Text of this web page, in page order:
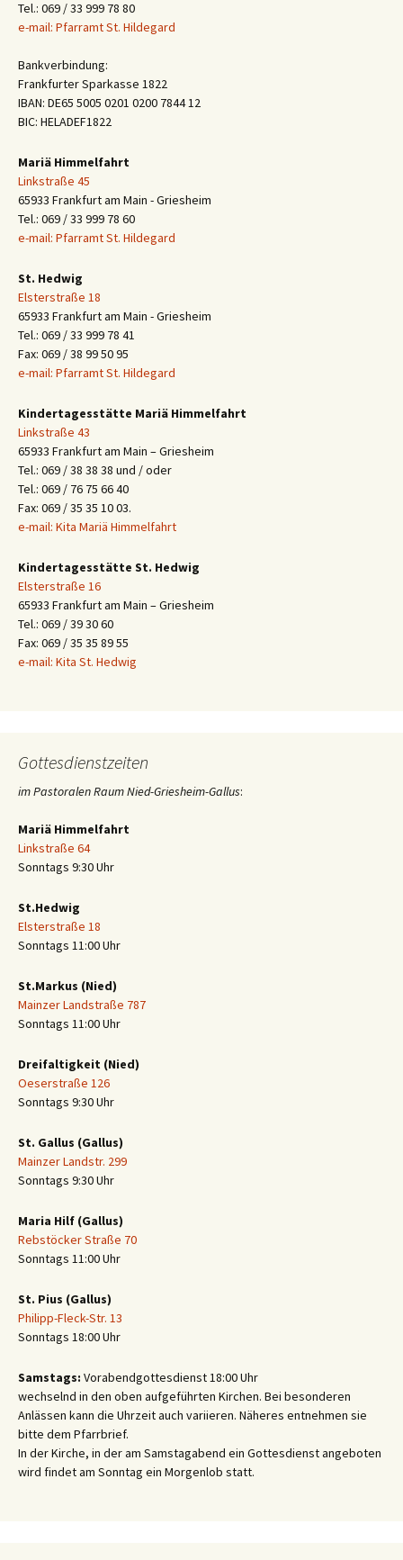
Tel.: 069 / 33 999 78 80
e-mail: Pfarramt St. Hildegard
Bankverbindung:
Frankfurter Sparkasse 1822
IBAN: DE65 5005 0201 0200 7844 12
BIC: HELADEF1822
Mariä Himmelfahrt
Linkstraße 45
65933 Frankfurt am Main - Griesheim
Tel.: 069 / 33 999 78 60
e-mail: Pfarramt St. Hildegard
St. Hedwig
Elsterstraße 18
65933 Frankfurt am Main - Griesheim
Tel.: 069 / 33 999 78 41
Fax: 069 / 38 99 50 95
e-mail: Pfarramt St. Hildegard
Kindertagesstätte Mariä Himmelfahrt
Linkstraße 43
65933 Frankfurt am Main – Griesheim
Tel.: 069 / 38 38 38 und / oder
Tel.: 069 / 76 75 66 40
Fax: 069 / 35 35 10 03.
e-mail: Kita Mariä Himmelfahrt
Kindertagesstätte St. Hedwig
Elsterstraße 16
65933 Frankfurt am Main – Griesheim
Tel.: 069 / 39 30 60
Fax: 069 / 35 35 89 55
e-mail: Kita St. Hedwig
Gottesdienstzeiten
im Pastoralen Raum Nied-Griesheim-Gallus:
Mariä Himmelfahrt
Linkstraße 64
Sonntags 9:30 Uhr
St.Hedwig
Elsterstraße 18
Sonntags 11:00 Uhr
St.Markus (Nied)
Mainzer Landstraße 787
Sonntags 11:00 Uhr
Dreifaltigkeit (Nied)
Oeserstraße 126
Sonntags 9:30 Uhr
St. Gallus (Gallus)
Mainzer Landstr. 299
Sonntags 9:30 Uhr
Maria Hilf (Gallus)
Rebstöcker Straße 70
Sonntags 11:00 Uhr
St. Pius (Gallus)
Philipp-Fleck-Str. 13
Sonntags 18:00 Uhr
Samstags: Vorabendgottesdienst 18:00 Uhr
wechselnd in den oben aufgeführten Kirchen. Bei besonderen
Anlässen kann die Uhrzeit auch variieren. Näheres entnehmen sie
bitte dem Pfarrbrief.
In der Kirche, in der am Samstagabend ein Gottesdienst angeboten
wird findet am Sonntag ein Morgenlob statt.